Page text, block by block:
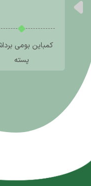
کمباین بومی
پسته